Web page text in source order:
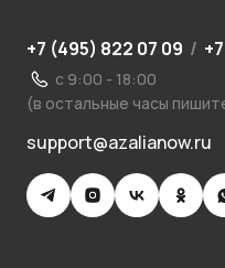
+7 (495) 822 07 09 /
с 9:00 - 18:00
(в остальные часы
support@azalianow.ru